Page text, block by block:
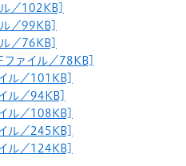
／102KB]
／99KB]
／76KB]
ァイル／78KB]
ル／101KB]
ル／94KB]
ル／108KB]
ル／245KB]
ル／124KB]